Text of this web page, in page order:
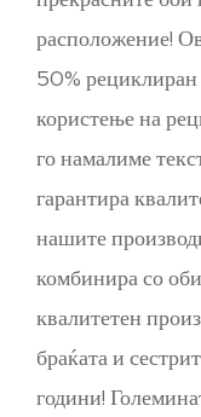
расположение!
50%
користење на
го намалиме
гарантира
нашите
комбинира со
квалитетен
браќата и
години!